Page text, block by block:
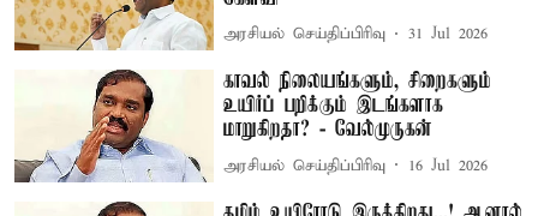
அரசியல் செய்திப்பிரிவு 31 Jul 2026
காவல் நிலையங்களும், சிறைகளும்
உயிர்ப் பறிக்கும் இடங்களாக
மாறுகிறதா? - வேல்முருகன்
அரசியல் செய்திப்பிரிவு 16 Jul 2026